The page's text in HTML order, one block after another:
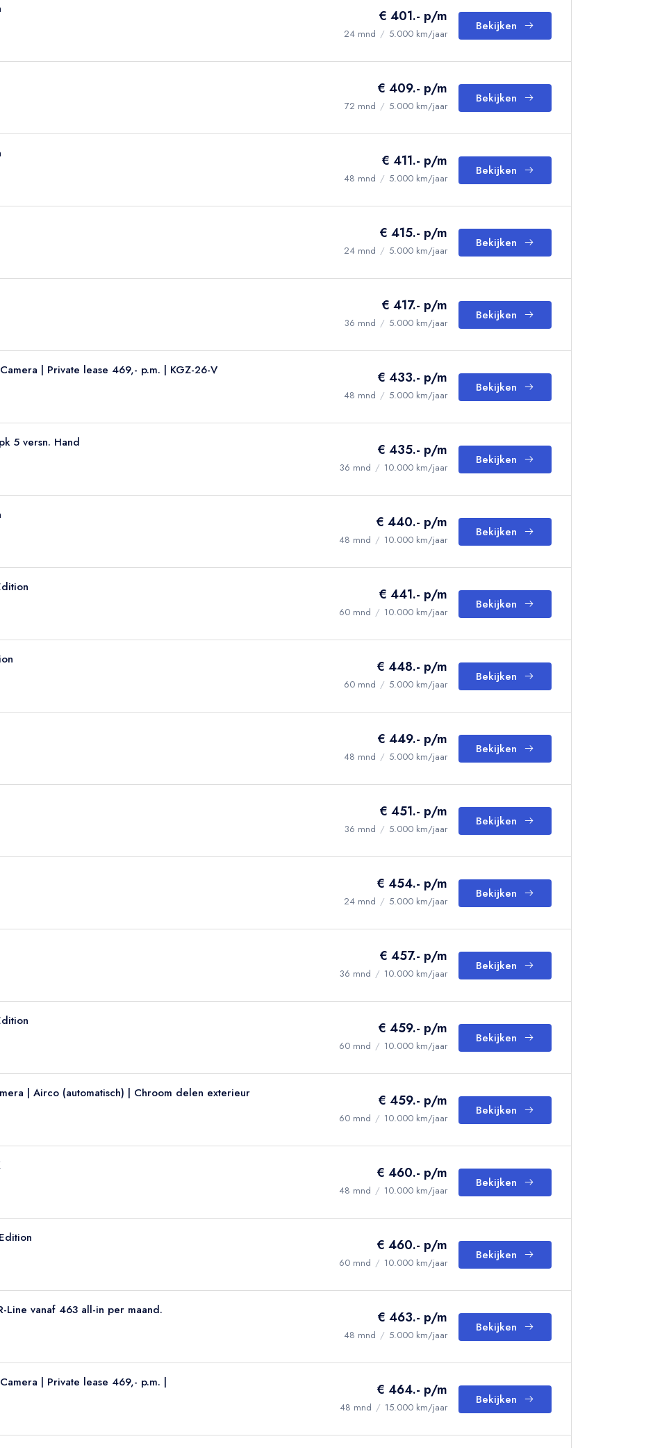
€ 401.- p/m
24 mnd / 5.000 km/jaar
Bekijken
€ 409.- p/m
72 mnd / 5.000 km/jaar
Bekijken
€ 411.- p/m
48 mnd / 5.000 km/jaar
Bekijken
€ 415.- p/m
24 mnd / 5.000 km/jaar
Bekijken
€ 417.- p/m
36 mnd / 5.000 km/jaar
Bekijken
| Private lease 469,- p.m. | KGZ-26-V € 433.- p/m
48 mnd / 5.000 km/jaar
Bekijken
5 versn. Hand € 435.- p/m
36 mnd / 10.000 km/jaar
Bekijken
€ 440.- p/m
48 mnd / 10.000 km/jaar
Bekijken
€ 441.- p/m
60 mnd / 10.000 km/jaar
Bekijken
€ 448.- p/m
60 mnd / 5.000 km/jaar
Bekijken
€ 449.- p/m
48 mnd / 5.000 km/jaar
Bekijken
€ 451.- p/m
36 mnd / 5.000 km/jaar
Bekijken
€ 454.- p/m
24 mnd / 5.000 km/jaar
Bekijken
€ 457.- p/m
36 mnd / 10.000 km/jaar
Bekijken
€ 459.- p/m
60 mnd / 10.000 km/jaar
Bekijken
| Airco (automatisch) | Chroom delen exterieur € 459.- p/m
60 mnd / 10.000 km/jaar
Bekijken
€ 460.- p/m
48 mnd / 10.000 km/jaar
Bekijken
€ 460.- p/m
60 mnd / 10.000 km/jaar
Bekijken
Line vanaf 463 all-in per maand. € 463.- p/m
48 mnd / 5.000 km/jaar
Bekijken
| Private lease 469,- p.m. | € 464.- p/m
48 mnd / 15.000 km/jaar
Bekijken